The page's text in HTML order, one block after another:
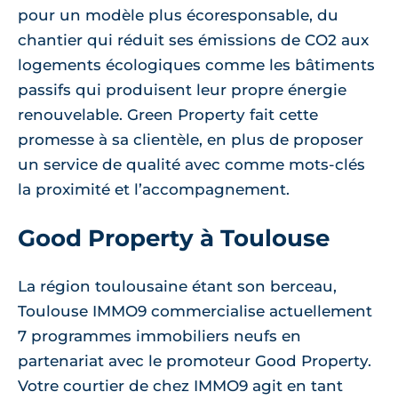
pour un modèle plus écoresponsable, du
chantier qui réduit ses émissions de CO2 aux
logements écologiques comme les bâtiments
passifs qui produisent leur propre énergie
renouvelable. Green Property fait cette
promesse à sa clientèle, en plus de proposer
un service de qualité avec comme mots-clés
la proximité et l’accompagnement.
Good Property à Toulouse
La région toulousaine étant son berceau,
Toulouse IMMO9 commercialise actuellement
7 programmes immobiliers neufs en
partenariat avec le promoteur Good Property.
Votre courtier de chez IMMO9 agit en tant